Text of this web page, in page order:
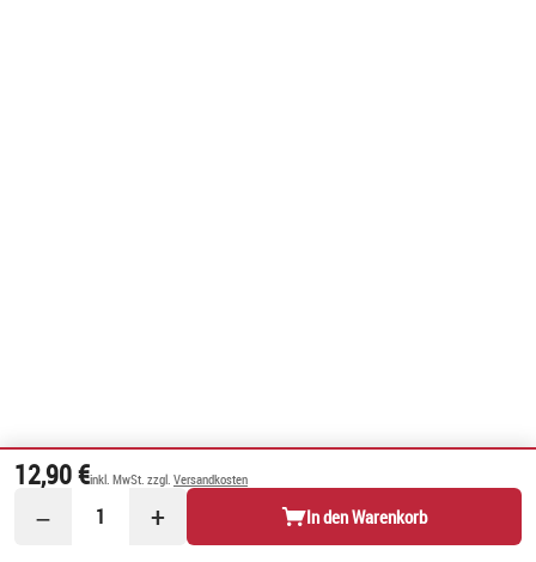
12,90 €inkl. MwSt. zzgl. Versandkosten
− 1 + In den Warenkorb